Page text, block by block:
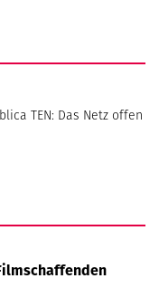
TEN: Das Netz offen